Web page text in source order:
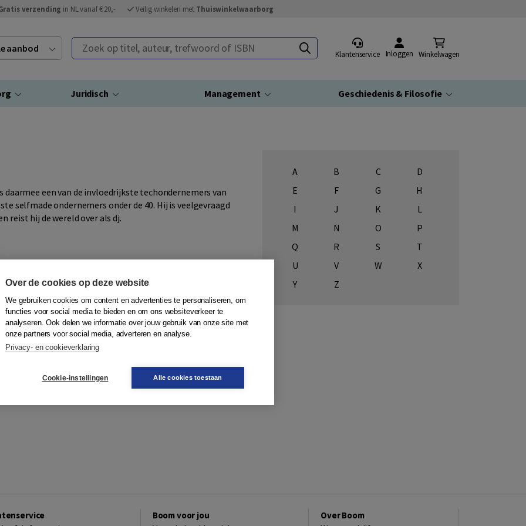
verzending in NL vanaf € 20,- Veilig winkelen met Thuiswinkelwaarborg
aanbod Zoek op titel, auteur, trefwoord of ISBN
Klantenservice Inloggen Winkelwagen
Juridisch Management Geschiedenis & Filosofie
een van de invloedrijkste techondernemers van
selfmade ondernemers onder de 40. Hij is veelgevraagd
reist hij de wereld over als dj.
A B C
D
E
F G
H
I
J K
L
M
N O
P
Q
R S
T
U
V W
X
Y
Z
Boom voor jou Over Boom
Over de cookies op deze website
We gebruiken cookies om content en advertenties te personaliseren, om
functies voor social media te bieden en om ons websiteverkeer te
analyseren. Ook delen we informatie over jouw gebruik van onze site met
onze partners voor social media, adverteren en analyse.
Privacy- en cookieverklaring
Cookie-instellingen Alle cookies toestaan